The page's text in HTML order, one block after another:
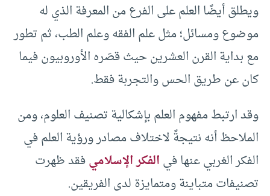
ويطلق أيضًا العلم على الفرع من المعرفة الذي له
موضوع ومسائل؛ مثل علم الفقه وعلم الطب، ثم تطور
مع بداية القرن العشرين حيث قصَره الأوروبيون فيما
كان عن طريق الحس والتجربة فقط.
وقد ارتبط مفهوم العلم بإشكالية تصنيف العلوم، ومن
الملاحظ أنه نتيجةً لاختلاف مصادر ورؤية العلم في
الفكر الغربي عنها فيالفكر الإسلاميفقد ظهرت
تصنيفات متباينة ومتمايزة لدى الفريقين.